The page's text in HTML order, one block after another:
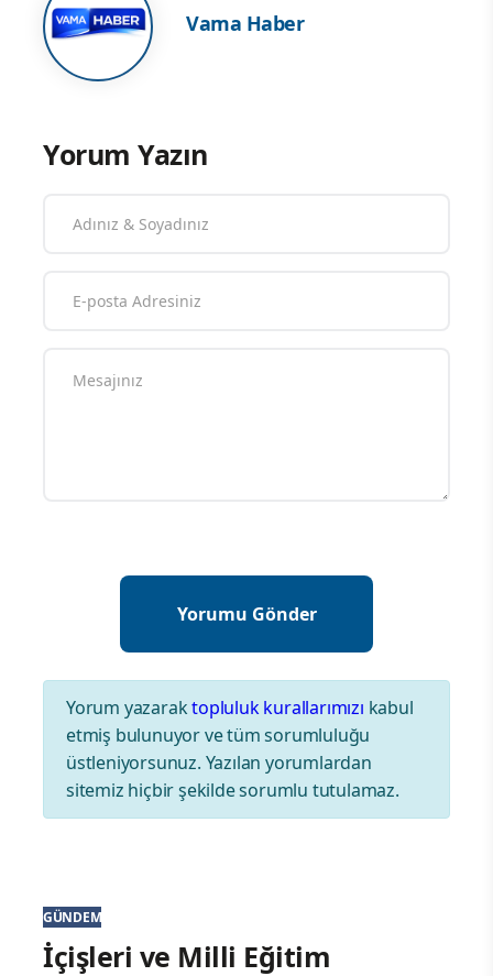
Vama Haber
Yorum Yazın
Yorum yazaraktopluluk kurallarımızı kabul
etmiş bulunuyor ve tüm sorumluluğu
üstleniyorsunuz. Yazılan yorumlardan
sitemiz hiçbir şekilde sorumlu tutulamaz.
GÜNDEM
İçişleri ve Milli Eğitim